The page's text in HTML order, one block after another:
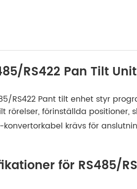
RS422 Pan Tilt
RS422 Pant tilt enhet styr
rörelser, förinställda positioner,
konvertorkabel krävs för
för RS485/